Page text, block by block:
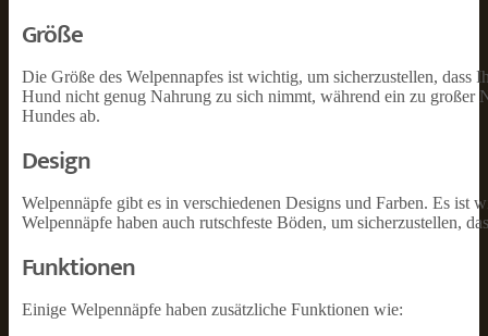
Größe
Die Größe des Welpennapfes ist wichtig, um sicherzustellen,
Hund nicht genug Nahrung zu sich nimmt, während ein zu großer
Hundes ab.
Design
Welpennäpfe gibt es in verschiedenen Designs und Farben. Es ist
Welpennäpfe haben auch rutschfeste Böden, um sicherzustellen,
Funktionen
Einige Welpennäpfe haben zusätzliche Funktionen wie: